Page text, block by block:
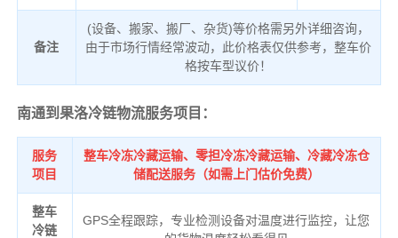
备注
(设备、搬家、搬厂、杂货)等价格需另外详细咨询，
由于市场行情经常波动，此价格表仅供参考，整车价
格按车型议价！
南通到果洛冷链物流服务项目：
服务
项目
整车冷冻冷藏运输、零担冷冻冷藏运输、冷藏冷冻仓
储配送服务（如需上门估价免费）
整车
冷链
GPS全程跟踪，专业检测设备对温度进行监控，让您